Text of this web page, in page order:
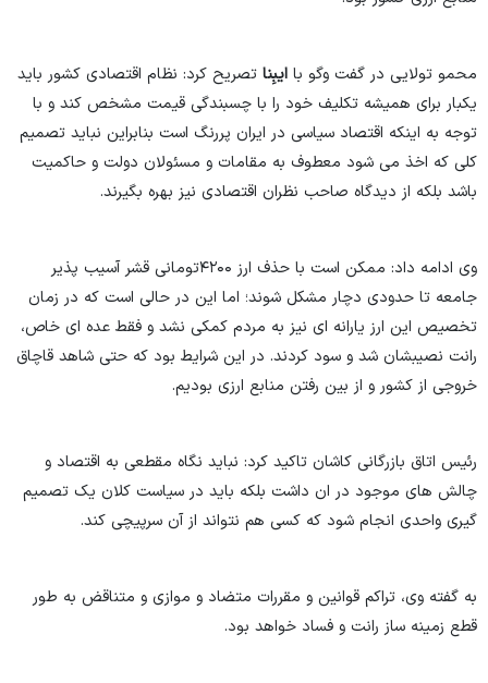
محمو تولایی در گفت وگو با ایبِنا تصریح کرد: نظام اقتصادی کشور باید
یکبار برای همیشه تکلیف خود را با چسبندگی قیمت مشخص کند و با
توجه به اینکه اقتصاد سیاسی در ایران پررنگ است بنابراین نباید تصمیم
کلی که اخذ می شود معطوف به مقامات و مسئولان دولت و حاکمیت
باشد بلکه از دیدگاه صاحب نظران اقتصادی نیز بهره بگیرند.
وی ادامه داد: ممکن است با حذف ارز ۴۲۰۰تومانی قشر آسیب پذیر
جامعه تا حدودی دچار مشکل شوند؛ اما این در حالی است که در زمان
تخصیص این ارز یارانه ای نیز به مردم کمکی نشد و فقط عده ای خاص،
رانت نصیبشان شد و سود کردند. در این شرایط بود که حتی شاهد قاچاق
خروجی از کشور و از بین رفتن منابع ارزی بودیم.
رئیس اتاق بازرگانی کاشان تاکید کرد: نباید نگاه مقطعی به اقتصاد و
چالش های موجود در ان داشت بلکه باید در سیاست کلان یک تصمیم
گیری واحدی انجام شود که کسی هم نتواند از آن سرپیچی کند.
به گفته وی، تراکم قوانین و مقررات متضاد و موازی و متناقض به طور
قطع زمینه ساز رانت و فساد خواهد بود.